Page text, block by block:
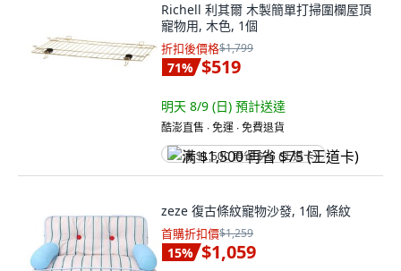
Richell 利其爾 木製簡單打掃圍欄屋頂
寵物用, 木色, 1個
折扣後價格$1,799
71% $519
明天 8/9 (日) 預計送達
酷澎直售 ∙ 免運 ∙ 免費退貨
满 $1,500 再省 $75 (王道卡)
zeze 復古條紋寵物沙發, 1個, 條紋
首購折扣價$1,259
15% $1,059